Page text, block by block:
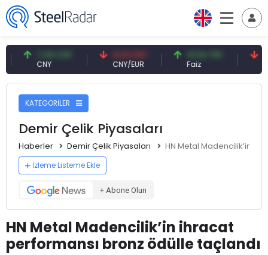
7,09 CNY 0,13 CNY
CNY/EUR
41,54 TRY
KATEGORİLER
Demir Çelik Piyasaları
Haberler Demir Çelik Piyasaları HN Metal Madencilik’in
İzleme Listeme Ekle
+ Abone Olun
HN Metal Madencilik’in ihracat
performansı bronz ödülle taçlandı